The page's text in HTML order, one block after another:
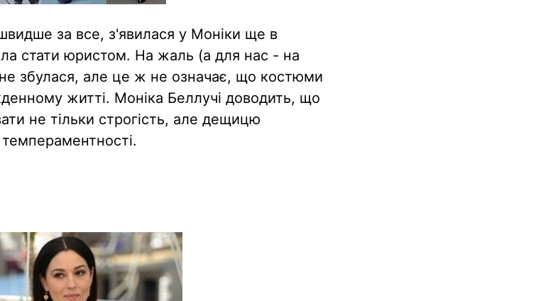
за все, з'явилася у Моніки ще в
стати юристом. На жаль (а для нас - на
не збулася, але це ж не означає, що костюми
житті. Моніка Беллучі доводить, що
не тільки строгість, але дещицю
темпераментності.